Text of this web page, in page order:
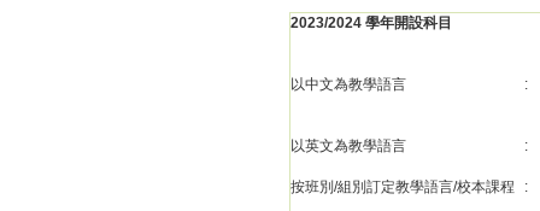
2023/2024 學年開設科目
以中文為教學語言 :
以英文為教學語言 :
按班別/組別訂定教學語言/校本課程 :